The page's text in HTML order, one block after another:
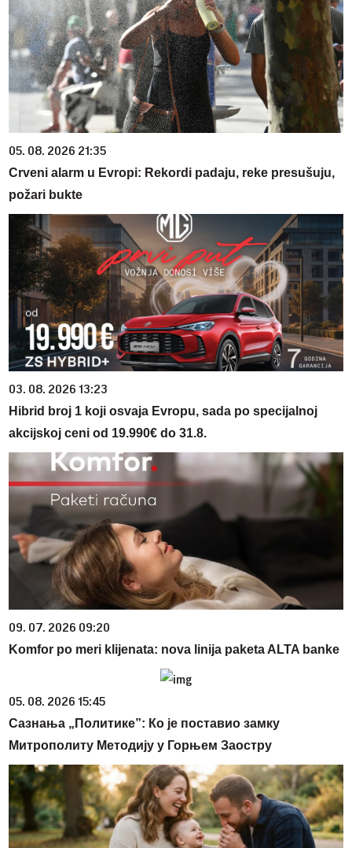
05. 08. 2026 21:35
Crveni alarm u Evropi: Rekordi padaju, reke presušuju,
požari bukte
03. 08. 2026 13:23
Hibrid broj 1 koji osvaja Evropu, sada po specijalnoj
akcijskoj ceni od 19.990€ do 31.8.
09. 07. 2026 09:20
Komfor po meri klijenata: nova linija paketa ALTA banke
05. 08. 2026 15:45
Сазнања „Политике”: Ко је поставио замку
Митрополиту Методију у Горњем Заостру